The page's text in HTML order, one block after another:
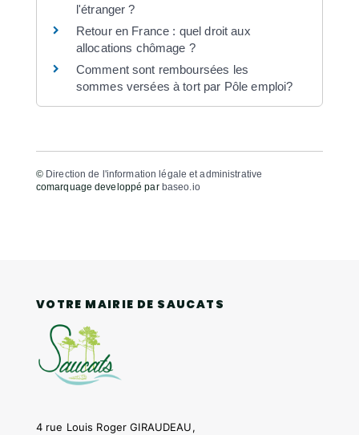
l'étranger ?
Retour en France : quel droit aux
allocations chômage ?
Comment sont remboursées les
sommes versées à tort par Pôle emploi?
© Direction de l'information légale et administrative
comarquage developpé par baseo.io
VOTRE MAIRIE DE SAUCATS
4 rue Louis Roger GIRAUDEAU,